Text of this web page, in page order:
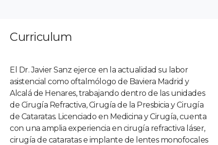
Curriculum
El Dr. Javier Sanz ejerce en la actualidad su labor
asistencial como oftalmólogo de Baviera Madrid y
Alcalá de Henares, trabajando dentro de las unidades
de Cirugía Refractiva, Cirugía de la Presbicia y Cirugía
de Cataratas. Licenciado en Medicina y Cirugía, cuenta
con una amplia experiencia en cirugía refractiva láser,
cirugía de cataratas e implante de lentes monofocales